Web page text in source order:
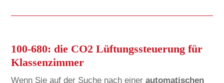
100-680: die CO2 Lüftungssteuerung für
Klassenzimmer
Wenn Sie auf der Suche nach einerautomatischen